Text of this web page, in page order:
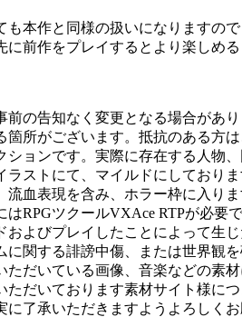
本作と同様の扱いになりますので
前作をプレイするとより楽しめる
の告知なく変更となる場合があり
所がございます。抵抗のある方は
ョンです。実際に存在する人物
ストにて、マイルドにしており
血表現を含み、ホラー枠に入りま
RPGツクールVXAce RTPが必要
よびプレイしたことによって生
関する誹謗中傷、または世界観
だいている画像、音楽などの素
だいております素材サイト様につ
了承いただきますようよろしくお